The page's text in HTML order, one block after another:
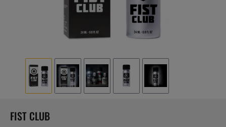
FIST CLUB